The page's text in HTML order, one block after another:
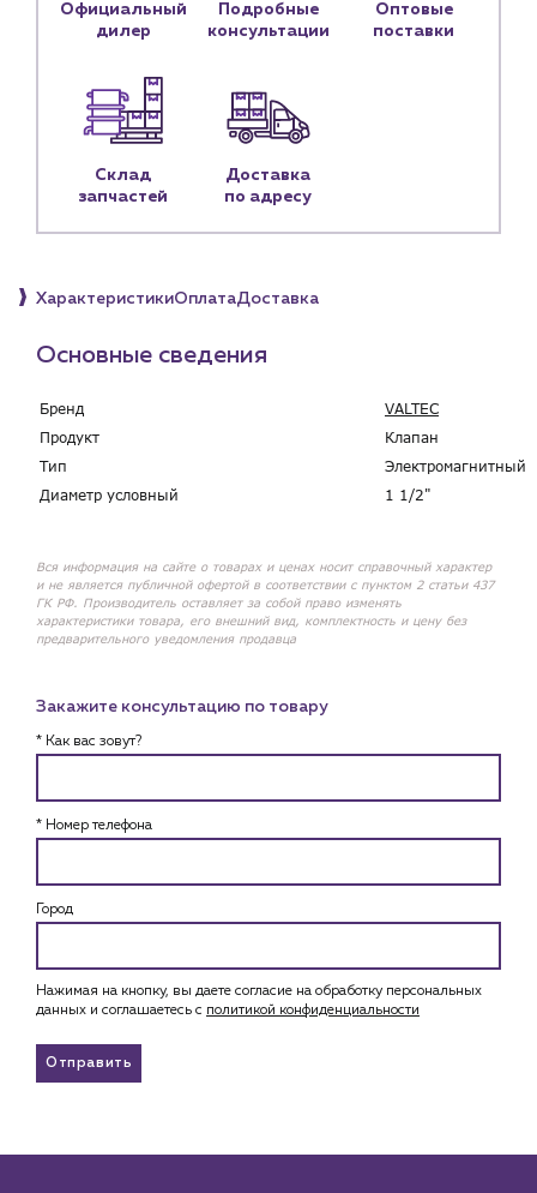
Пн – пт: 9:00 – 18:00
sales@profpotok.ru
Официальный
дилер
Подробные
консультации
Оптовые
поставки
Склад
запчастей
Доставка
по адресу
ХарактеристикиОплатаДоставка
Основные сведения
Бренд
VALTEC
Продукт
Клапан
Тип
Электромагнитный
Диаметр условный
1 1/2"
Вся информация на сайте о товарах и ценах носит справочный характер
и не является публичной офертой в соответствии с пунктом 2 статьи 437
ГК РФ. Производитель оставляет за собой право изменять
характеристики товара, его внешний вид, комплектность и цену без
предварительного уведомления продавца
Закажите консультацию по товару
* Как вас зовут?
* Номер телефона
Город
Нажимая на кнопку, вы даете согласие на обработку персональных
данных и соглашаетесь c политикой конфиденциальности
Отправить